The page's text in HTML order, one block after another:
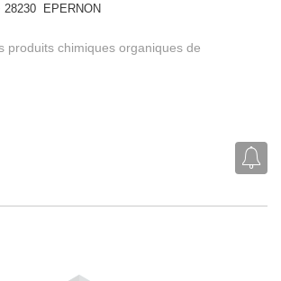
28230 EPERNON
produits chimiques organiques de